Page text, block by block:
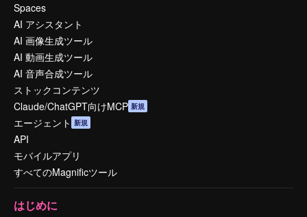
Spaces
AI アシスタント
AI 画像生成ツール
AI 動画生成ツール
AI 音声合成ツール
ストックコンテンツ
Claude/ChatGPT向けMCP 新規
エージェント 新規
API
モバイルアプリ
すべてのMagnificツール
はじめに